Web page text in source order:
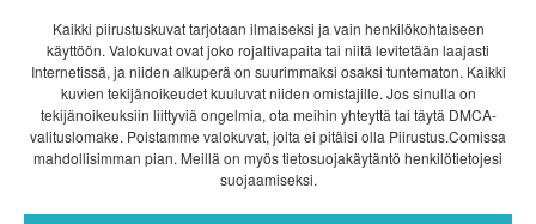
Kaikki piirustuskuvat tarjotaan ilmaiseksi ja vain henkilökohtaiseen
käyttöön. Valokuvat ovat joko rojaltivapaita tai niitä levitetään laajasti
Internetissä, ja niiden alkuperä on suurimmaksi osaksi tuntematon. Kaikki
kuvien tekijänoikeudet kuuluvat niiden omistajille. Jos sinulla on
tekijänoikeuksiin liittyviä ongelmia, ota meihin yhteyttä tai täytä DMCA-
valituslomake. Poistamme valokuvat, joita ei pitäisi olla Piirustus.Comissa
mahdollisimman pian. Meillä on myös tietosuojakäytäntö henkilötietojesi
suojaamiseksi.